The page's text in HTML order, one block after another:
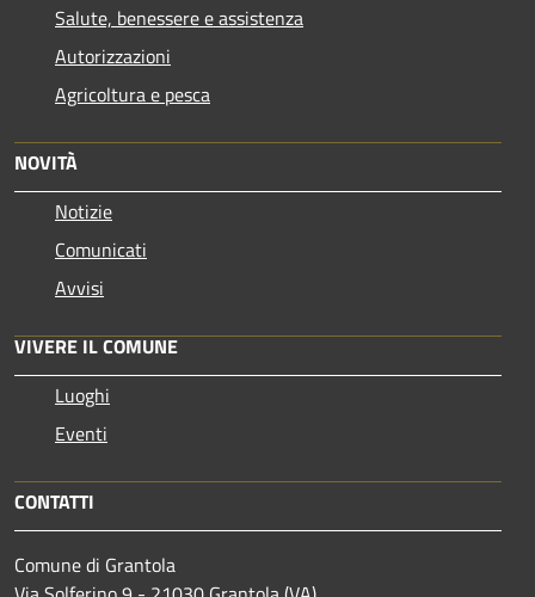
Salute, benessere e assistenza
Autorizzazioni
Agricoltura e pesca
NOVITÀ
Notizie
Comunicati
Avvisi
VIVERE IL COMUNE
Luoghi
Eventi
CONTATTI
Comune di Grantola